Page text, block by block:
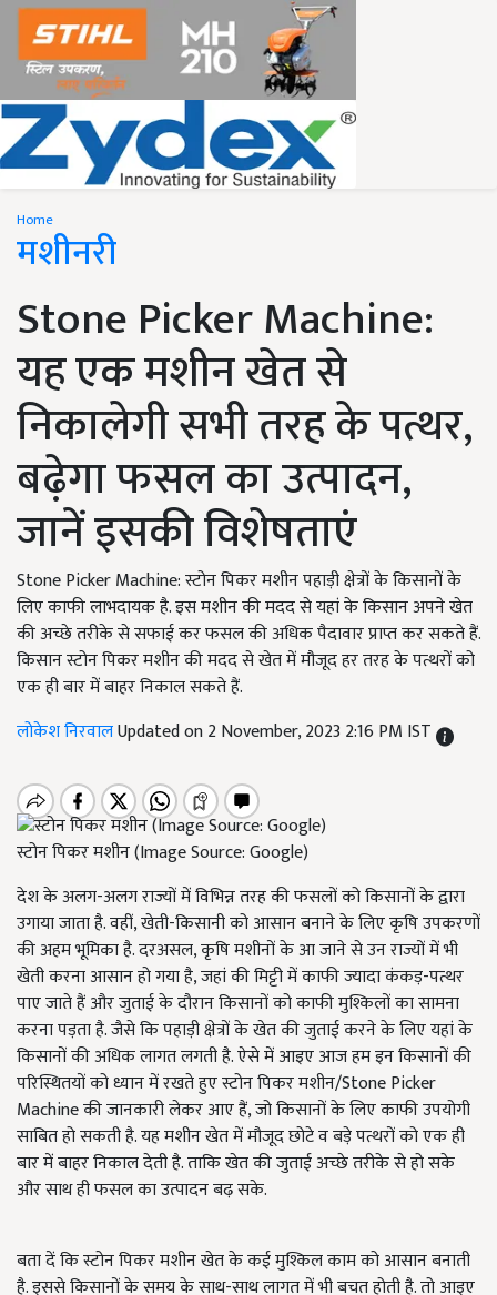
Home
मशीनरी
Stone Picker Machine:
यह एक मशीन खेत से
निकालेगी सभी तरह के पत्थर,
बढ़ेगा फसल का उत्पादन,
जानें इसकी विशेषताएं
Stone Picker Machine: स्टोन पिकर मशीन पहाड़ी क्षेत्रों के किसानों के
लिए काफी लाभदायक है. इस मशीन की मदद से यहां के किसान अपने खेत
की अच्छे तरीके से सफाई कर फसल की अधिक पैदावार प्राप्त कर सकते हैं.
किसान स्टोन पिकर मशीन की मदद से खेत में मौजूद हर तरह के पत्थरों को
एक ही बार में बाहर निकाल सकते हैं.
लोकेश निरवालUpdated on 2 November, 2023 2:16 PM IST
स्टोन पिकर मशीन (Image Source: Google)
देश के अलग-अलग राज्यों में विभिन्न तरह की फसलों को किसानों के द्वारा
उगाया जाता है. वहीं, खेती-किसानी को आसान बनाने के लिए कृषि उपकरणों
की अहम भूमिका है. दरअसल, कृषि मशीनोंके आ जाने से उन राज्यों में भी
खेती करना आसान हो गया है, जहां की मिट्टी में काफी ज्यादा कंकड़-पत्थर
पाए जाते हैं और जुताई के दौरान किसानों को काफी मुश्किलों का सामना
करना पड़ता है. जैसे कि पहाड़ी क्षेत्रों के खेत की जुताई करने के लिए यहां के
किसानों की अधिक लागत लगती है. ऐसे में आइए आज हम इन किसानों की
परिस्थितयों को ध्यान में रखते हुए स्टोन पिकर मशीन/Stone Picker
Machine की जानकारी लेकर आए हैं, जो किसानों के लिए काफी उपयोगी
साबित हो सकती है. यह मशीन खेत में मौजूद छोटे व बड़े पत्थरों को एक ही
बार में बाहर निकाल देती है. ताकि खेत की जुताई अच्छे तरीके से हो सके
और साथ ही फसल का उत्पादन बढ़ सके.
बता दें कि स्टोन पिकर मशीन खेत के कई मुश्किल काम को आसान बनाती
है. इससे किसानों के समय के साथ-साथ लागत में भी बचत होती है. तो आइए